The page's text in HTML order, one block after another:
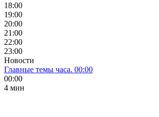
18:00
19:00
20:00
21:00
22:00
23:00
Новости
Главные темы часа. 00:00
00:00
4 мин